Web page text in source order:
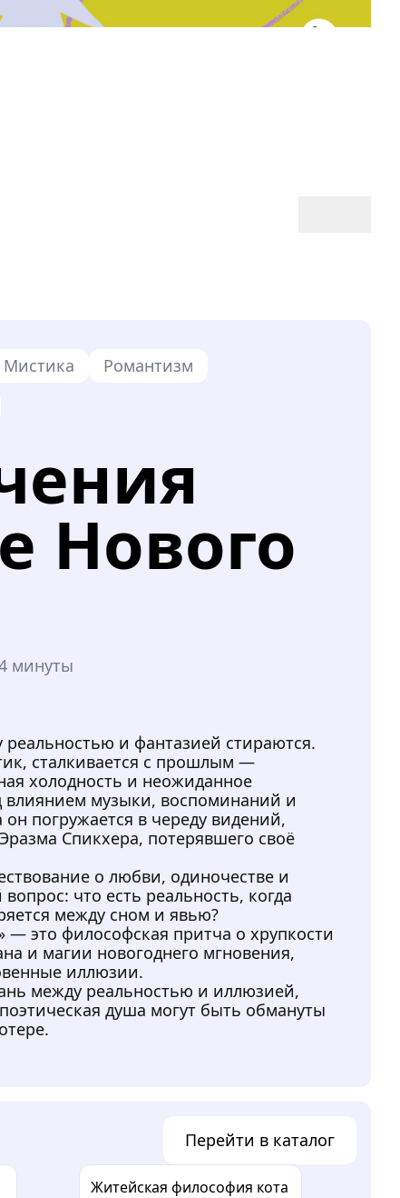
Мистика
Романтизм
Нового
минуты
и фантазией стираются.
сталкивается с прошлым —
холодность и неожиданное
влиянием музыки, воспоминаний и
погружается в череду видений,
Спикхера, потерявшего своё
о любви, одиночестве и
что есть реальность, когда
между сном и явью?
это философская притча о хрупкости
и магии новогоднего мгновения,
иллюзии.
между реальностью и иллюзией,
душа могут быть обмануты
Перейти в каталог
Житейская философия кота